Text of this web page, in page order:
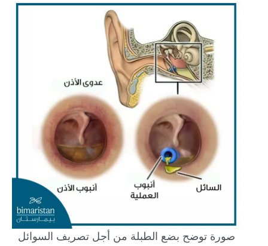
صورة توضح بضع الطبلة من أجل تصريف السوائل